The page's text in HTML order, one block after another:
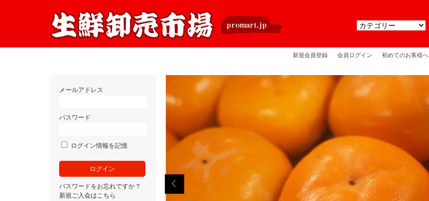
新規会員登録 会員ログイン 初めてのお客様へ
メールアドレス
パスワード
ログイン情報を記憶
パスワードをお忘れですか？
新規ご入会はこちら